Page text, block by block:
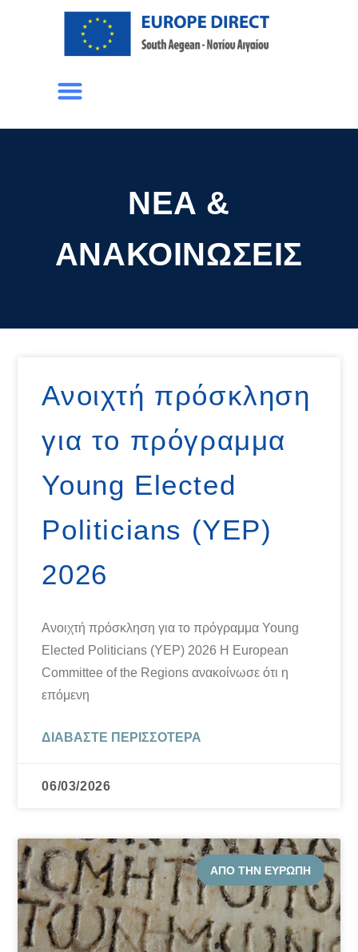
ΝΈΑ &
ΑΝΑΚΟΙΝΏΣΕΙΣ
Ανοιχτή πρόσκληση
για το πρόγραμμα
Young Elected
Politicians (YEP)
2026
Ανοιχτή πρόσκληση για το πρόγραμμα Young
Elected Politicians (YEP) 2026 Η European
Committee of the Regions ανακοίνωσε ότι η
επόμενη
ΔΙΑΒΆΣΤΕ ΠΕΡΙΣΣΌΤΕΡΑ
06/03/2026
ΑΠΌ ΤΗΝ ΕΥΡΏΠΗ